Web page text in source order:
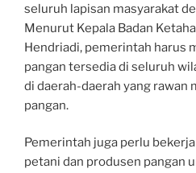
seluruh lapisan masyarakat
Menurut Kepala Badan
Hendriadi, pemerintah harus
pangan tersedia di seluruh
di daerah-daerah yang rawan
pangan.
Pemerintah juga perlu
petani dan produsen pangan